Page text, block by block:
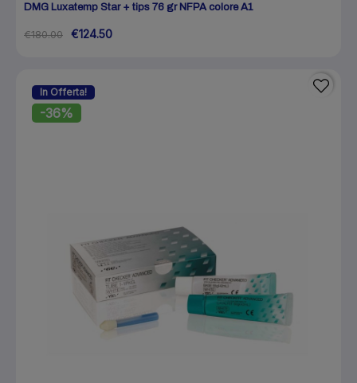
DMG Luxatemp Star + tips 76 gr NFPA colore A1
€180.00 €124.50
In Offerta!
-36%